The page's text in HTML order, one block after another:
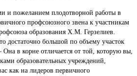
и пожеланием плодотворной работы в
профсоюзного звена к участникам
образования Х.М. Герзелиев.
достаточно большой по объему участок
в корне отличается от той, которую вы,
образовательных учреждений,
как на лидеров первичного